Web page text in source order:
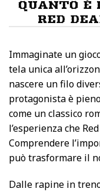
QUANTO È
RED
Immaginate un
tela unica
nascere un filo
protagonista è
come un classico
l’esperienza che
Comprendere
può trasformare il
Dalle rapine in